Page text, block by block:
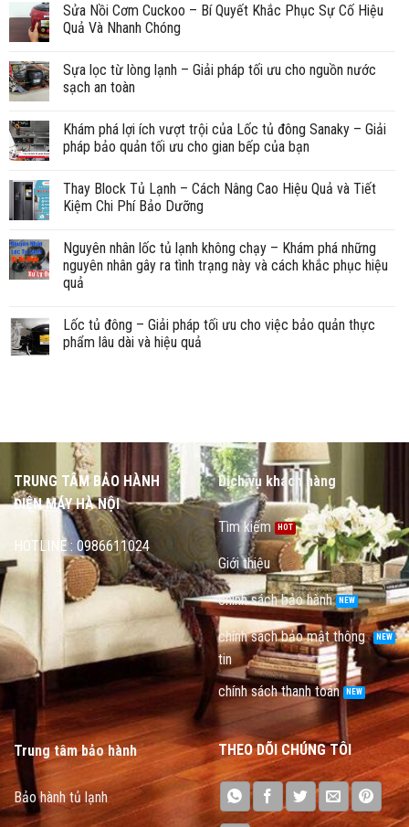
Sửa Nồi Cơm Cuckoo – Bí Quyết Khắc Phục Sự Cố Hiệu
Quả Và Nhanh Chóng
Sựa lọc từ lòng lạnh – Giải pháp tối ưu cho nguồn nước
sạch an toàn
Khám phá lợi ích vượt trội của Lốc tủ đông Sanaky – Giải
pháp bảo quản tối ưu cho gian bếp của bạn
Thay Block Tủ Lạnh – Cách Nâng Cao Hiệu Quả và Tiết
Kiệm Chi Phí Bảo Dưỡng
Nguyên nhân lốc tủ lạnh không chạy – Khám phá những
nguyên nhân gây ra tình trạng này và cách khắc phục hiệu
quả
Lốc tủ đông – Giải pháp tối ưu cho việc bảo quản thực
phẩm lâu dài và hiệu quả
TRUNG TÂM BẢO HÀNH
ĐIỆN MÁY HÀ NỘI
HOTLINE : 0986611024
Dịch vụ khách hàng
Tìm kiếm
Giới thiệu
chính sách bảo hành
chính sách bảo mật thông
tin
chính sách thanh toán
Trung tâm bảo hành
Bảo hành tủ lạnh
THEO DÕI CHÚNG TÔI